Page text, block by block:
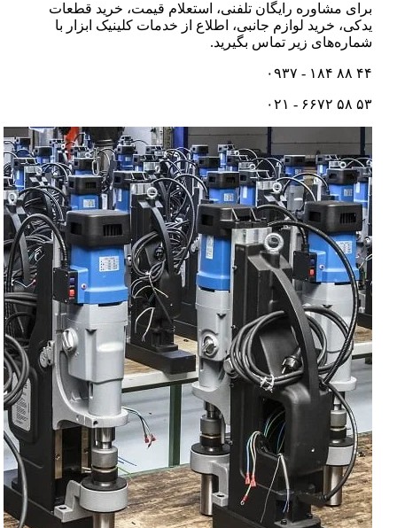
برای مشاوره رایگان تلفنی،‌ استعلام قیمت،‌ خرید قطعات
یدکی، خرید لوازم جانبی، اطلاع از خدمات کلینیک ابزار با
شماره‌های زیر تماس بگیرید.
۴۴ ۸۸ ۱۸۴ - ۰۹۳۷
۵۳ ۵۸ ۶۶۷۲ - ۰۲۱